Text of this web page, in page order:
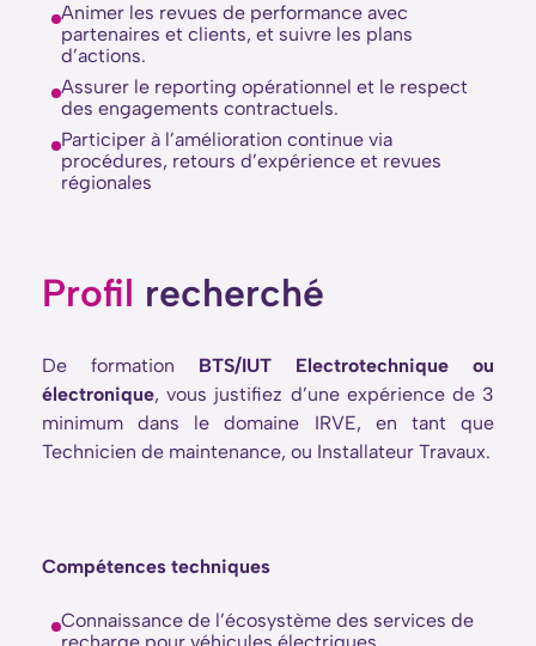
Animer les revues de performance avec
partenaires et clients, et suivre les plans
d’actions.
Assurer le reporting opérationnel et le respect
des engagements contractuels.
Participer à l’amélioration continue via
procédures, retours d’expérience et revues
régionales
Profil recherché
De formation BTS/IUT Electrotechnique ou
électronique, vous justifiez d’une expérience de 3
minimum dans le domaine IRVE, en tant que
Technicien de maintenance, ou Installateur Travaux.
Compétences techniques
Connaissance de l’écosystème des services de